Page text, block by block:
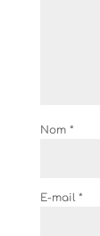
Nom *
E-mail *